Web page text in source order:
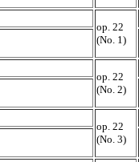
op. 22
(No. 1)
op. 22
(No. 2)
op. 22
(No. 3)